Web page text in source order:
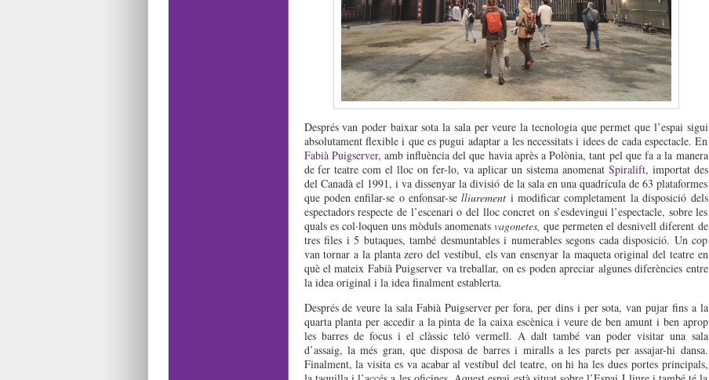
Després van poder baixar sota la sala per veure la tecnologia que permet que l’espai sigui
absolutament flexible i que es pugui adaptar a les necessitats i idees de cada espectacle. En
Fabià Puigserver, amb influència del que havia après a Polònia, tant pel que fa a la manera
de fer teatre com el lloc on fer-lo, va aplicar un sistema anomenat Spiralift, importat des
del Canadà el 1991, i va dissenyar la divisió de la sala en una quadrícula de 63 plataformes
que poden enfilar-se o enfonsar-selliurement i modificar completament la disposició dels
espectadors respecte de l’escenari o del lloc concret on s’esdevingui l’espectacle, sobre les
quals es col·loquen uns mòduls anomenats vagonetes, que permeten el desnivell diferent de
tres files i 5 butaques, també desmuntables i numerables segons cada disposició. Un cop
van tornar a la planta zero del vestíbul, els van ensenyar la maqueta original del teatre en
què el mateix Fabià Puigserver va treballar, on es poden apreciar algunes diferències entre
la idea original i la idea finalment establerta.
Després de veure la sala Fabià Puigserver per fora, per dins i per sota, van pujar fins a la
quarta planta per accedir a la pinta de la caixa escènica i veure de ben amunt i ben aprop
les barres de focus i el clàssic teló vermell. A dalt també van poder visitar una sala
d’assaig, la més gran, que disposa de barres i miralls a les parets per assajar-hi dansa.
Finalment, la visita es va acabar al vestíbul del teatre, on hi ha les dues portes principals,